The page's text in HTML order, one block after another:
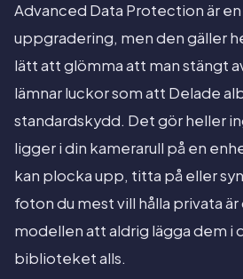
Advanced Data Protection är
uppgradering, men den gäller
lätt att glömma att man stängt
lämnar luckor som att Delade
standardskydd. Det gör heller
ligger i din kamerarull på en
kan plocka upp, titta på eller
foton du mest vill hålla privata är
modellen att aldrig lägga dem i
biblioteket alls.